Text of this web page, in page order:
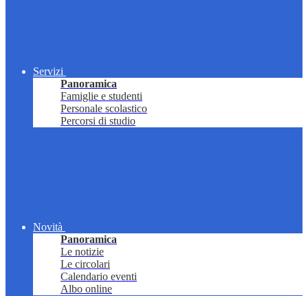
Servizi
Panoramica
Famiglie e studenti
Personale scolastico
Percorsi di studio
Novità
Panoramica
Le notizie
Le circolari
Calendario eventi
Albo online